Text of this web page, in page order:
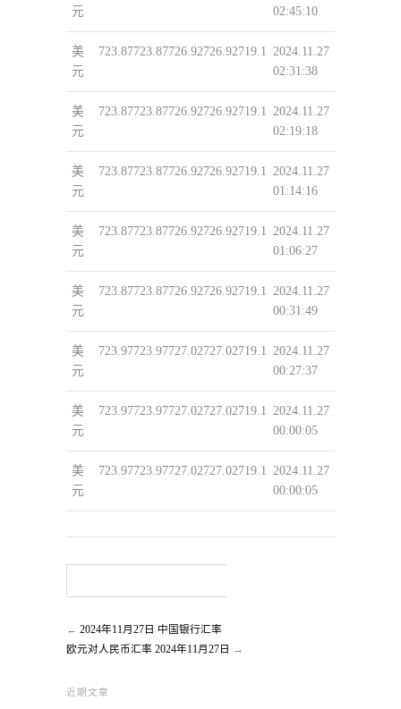
元
02:45:10
美
元
723.87723.87726.92726.92719.1 2024.11.27
02:31:38
美
元
723.87723.87726.92726.92719.1 2024.11.27
02:19:18
美
元
723.87723.87726.92726.92719.1 2024.11.27
01:14:16
美
元
723.87723.87726.92726.92719.1 2024.11.27
01:06:27
美
元
723.87723.87726.92726.92719.1 2024.11.27
00:31:49
美
元
723.97723.97727.02727.02719.1 2024.11.27
00:27:37
美
元
723.97723.97727.02727.02719.1 2024.11.27
00:00:05
美
元
723.97723.97727.02727.02719.1 2024.11.27
00:00:05
← 2024年11月27日 中国银行汇率
欧元对人民币汇率 2024年11月27日
→
近期文章